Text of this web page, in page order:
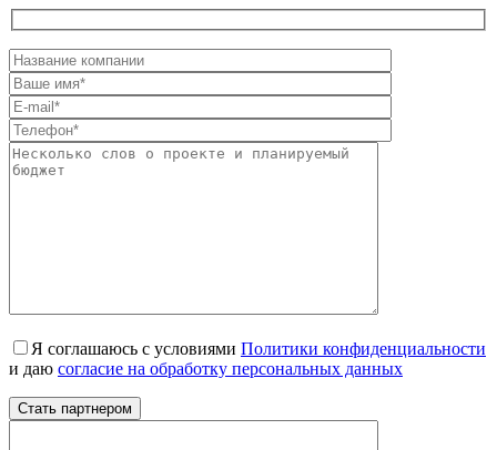
Я соглашаюсь с условиями Политики конфиденциальности
и даю согласие на обработку персональных данных